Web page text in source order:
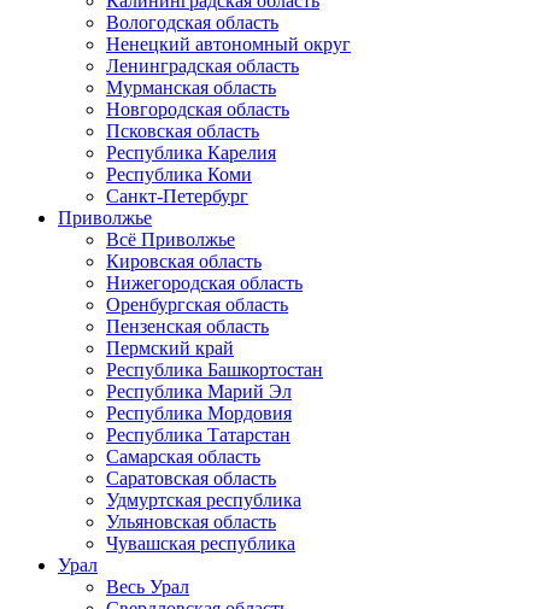
Вологодская область
Ненецкий автономный округ
Ленинградская область
Мурманская область
Новгородская область
Псковская область
Республика Карелия
Республика Коми
Санкт-Петербург
Приволжье
Всё Приволжье
Кировская область
Нижегородская область
Оренбургская область
Пензенская область
Пермский край
Республика Башкортостан
Республика Марий Эл
Республика Мордовия
Республика Татарстан
Самарская область
Саратовская область
Удмуртская республика
Ульяновская область
Чувашская республика
Урал
Весь Урал